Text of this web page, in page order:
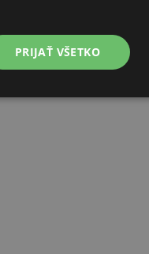
PRIJAŤ VŠETKO